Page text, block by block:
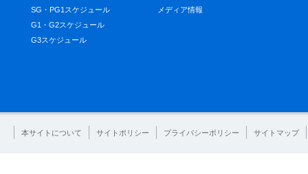
SG・PG1スケジュール
G1・G2スケジュール
G3スケジュール
メディア情報
本サイトについて サイトポリシー プライバシーポリシー サイトマップ